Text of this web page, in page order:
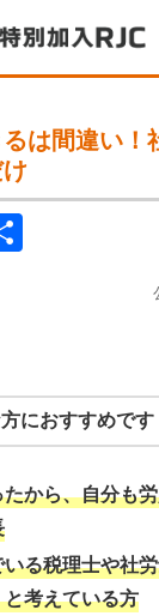
は間違い！
におすすめです
から、自分も
る税理士や社
考えている方